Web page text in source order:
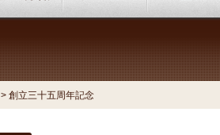
> 創立三十五周年記念